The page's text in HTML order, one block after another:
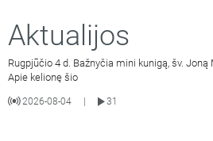
Aktualijos
Rugpjūčio 4 d. Bažnyčia mini kunigą, šv. Joną
Apie kelionę šio
2026-08-04
31